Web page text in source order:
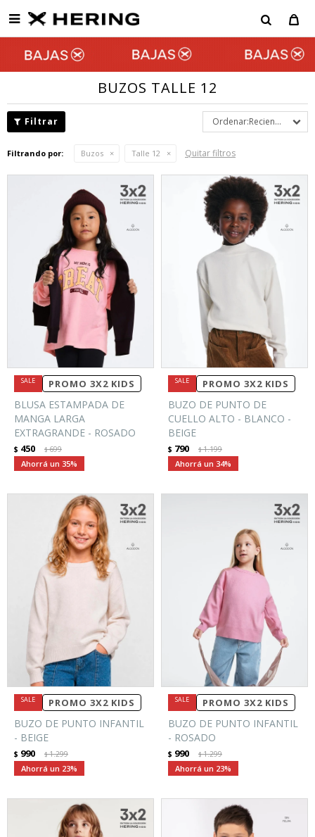

BUZOS TALLE 12
Recientes
Filtrando por: Buzos Talle 12 Quitar filtros
PROMO 3X2 KIDS
BLUSA ESTAMPADA DE
MANGA LARGA
EXTRAGRANDE - ROSADO
$ 450 $699
35
PROMO 3X2 KIDS
BUZO DE PUNTO DE
CUELLO ALTO - BLANCO -
BEIGE
$ 790 $1.199
34
PROMO 3X2 KIDS
BUZO DE PUNTO INFANTIL
- BEIGE
$ 990 $1.299
23
PROMO 3X2 KIDS
BUZO DE PUNTO INFANTIL
- ROSADO
$ 990 $1.299
23